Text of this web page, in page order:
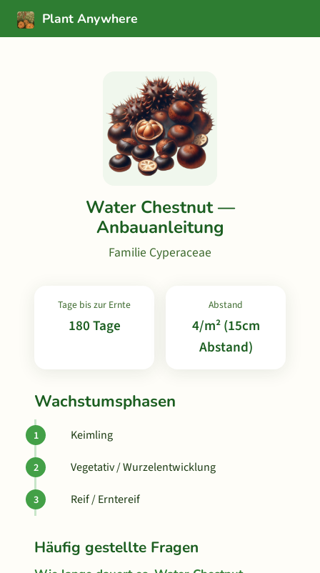
Plant Anywhere
Water Chestnut —
Anbauanleitung
Familie Cyperaceae
Tage bis zur Ernte
180 Tage
Abstand
4/m² (15cm
Abstand)
Wachstumsphasen
Keimling
Vegetativ / Wurzelentwicklung
Reif / Erntereif
Häufig gestellte Fragen